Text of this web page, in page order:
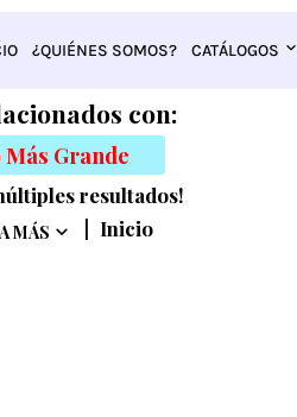
¿QUIÉNES SOMOS? CATÁLOGOS
con:
Grande
resultados!
MÁS Inicio